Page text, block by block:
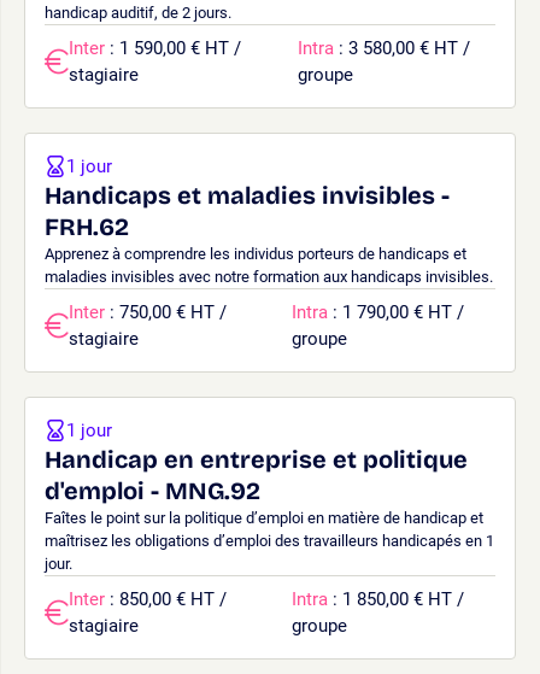
handicap auditif, de 2 jours.
Inter : 1 590,00 € HT /
stagiaire
Intra : 3 580,00 € HT /
groupe
Handicaps et maladies invisibles -
FRH.62
Apprenez à comprendre les individus porteurs de handicaps et
maladies invisibles avec notre formation aux handicaps invisibles.
1 jour
Inter : 750,00 € HT /
stagiaire
Intra : 1 790,00 € HT /
groupe
Handicap en entreprise et politique
d'emploi - MNG.92
Faîtes le point sur la politique d’emploi en matière de handicap et
maîtrisez les obligations d’emploi des travailleurs handicapés en 1
jour.
1 jour
Inter : 850,00 € HT /
stagiaire
Intra : 1 850,00 € HT /
groupe